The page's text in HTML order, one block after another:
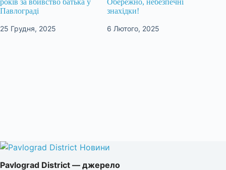
Павлограді
25 Грудня, 2025
знахідки!
6 Лютого, 2025
Pavlograd District — джерело